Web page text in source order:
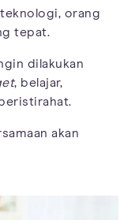
orang
tepat.
dilakukan
, belajar,
akan